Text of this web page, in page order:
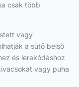
csak több
vagy
a sütő belső
és lerakódáshoz
vagy puha